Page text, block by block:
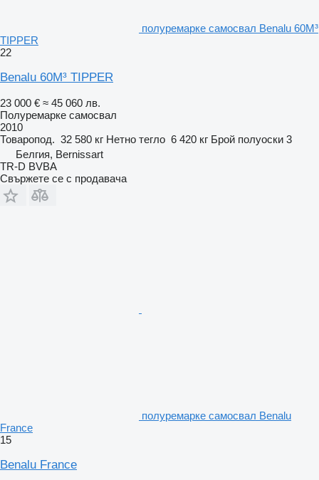
полуремарке самосвал Benalu 60M³
TIPPER
22
Benalu 60M³ TIPPER
23 000 € ≈ 45 060 лв.
Полуремарке самосвал
2010
Товаропод. 32 580 кг Нетно тегло 6 420 кг Брой полуоски 3
Белгия, Bernissart
TR-D BVBA
Свържете се с продавача
полуремарке самосвал Benalu
France
15
Benalu France